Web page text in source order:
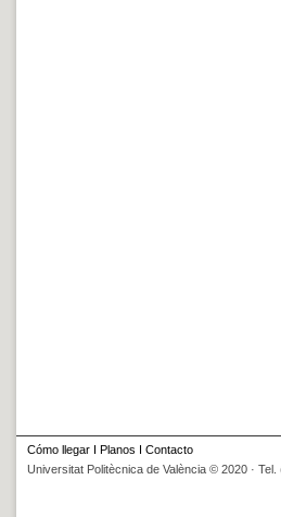
Cómo llegar I Planos I Contacto
Universitat Politècnica de València © 2020 ·